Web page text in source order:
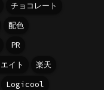
チョコレート
配色
PR
イト
楽天
Logicool